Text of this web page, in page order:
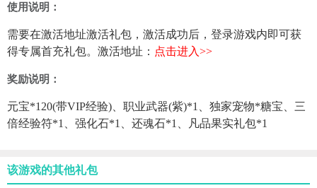
使用说明：
需要在激活地址激活礼包，激活成功后，登录游戏内即可获
得专属首充礼包。激活地址： 点击进入>>
奖励说明：
元宝*120(带VIP经验)、职业武器(紫)*1、独家宠物*糖宝、三
倍经验符*1、强化石*1、还魂石*1、凡品果实礼包*1
该游戏的其他礼包